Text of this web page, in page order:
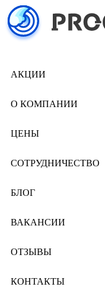
АКЦИИ
О КОМПАНИИ
ЦЕНЫ
СОТРУДНИЧЕСТВО
БЛОГ
ВАКАНСИИ
ОТЗЫВЫ
КОНТАКТЫ